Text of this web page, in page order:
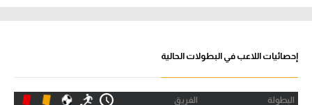
الدوري المصري
إحصائيات اللاعب في البطولات الحالية
البطولة الفريق